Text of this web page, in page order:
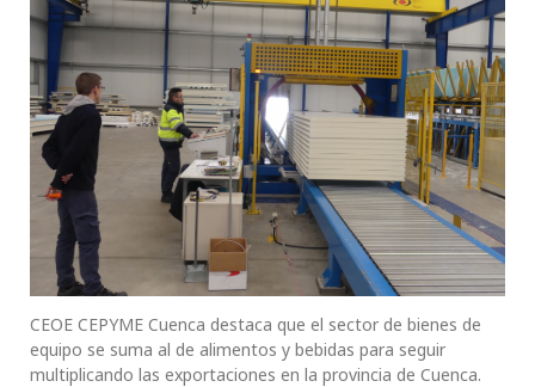
CEOE CEPYME Cuenca destaca que el sector de bienes de
equipo se suma al de alimentos y bebidas para seguir
multiplicando las exportaciones en la provincia de Cuenca.